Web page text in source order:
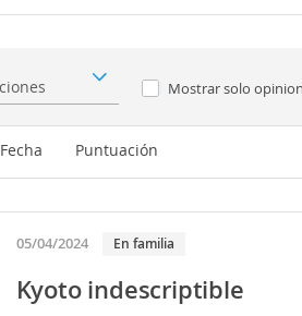
Mostrar solo
Fecha Puntuación
05/04/2024 En familia
Kyoto indescriptible